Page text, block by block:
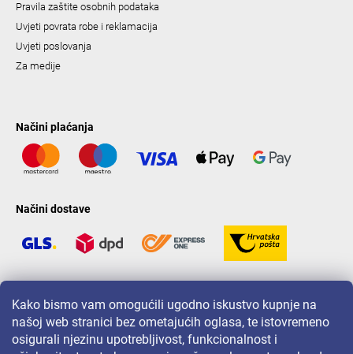
Kako bismo vam omogućili ugodno iskustvo kupnje na
našoj web stranici bez ometajućih oglasa, te istovremeno
osigurali njezinu upotrebljivost, funkcionalnost i
Pravila zaštite osobnih podataka
Uvjeti povrata robe i reklamacija
Uvjeti poslovanja
Za medije
Načini plaćanja
Načini dostave